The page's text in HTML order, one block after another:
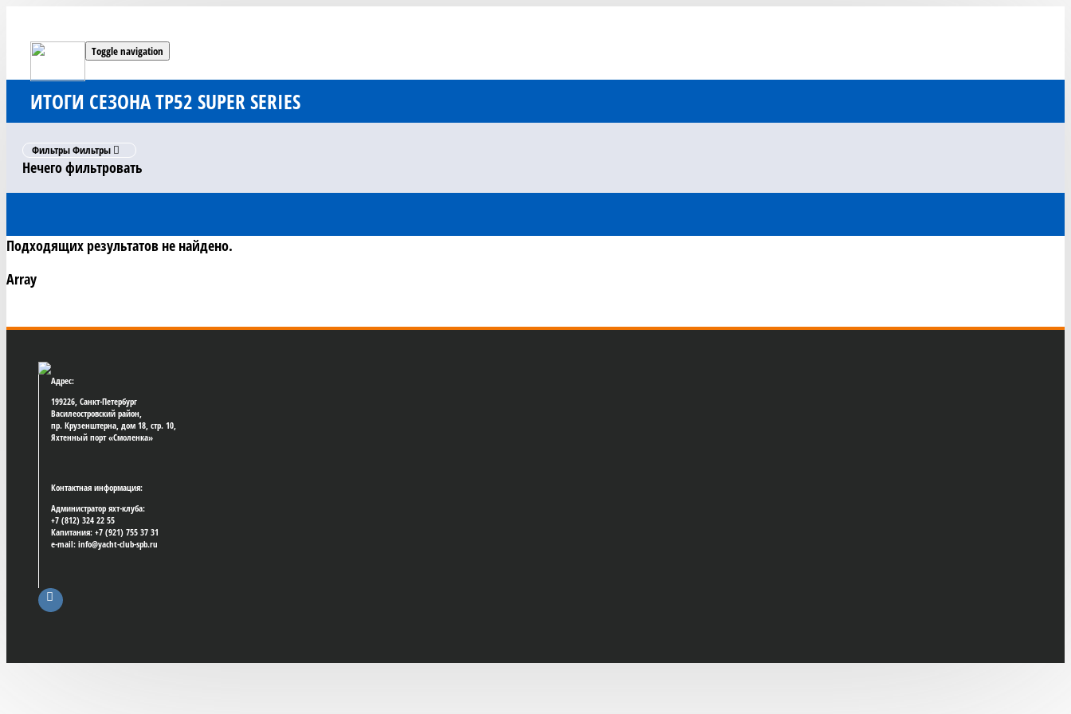
Toggle navigation
ИТОГИ СЕЗОНА TP52 SUPER SERIES
ФильтрыФильтры
Нечего фильтровать
Подходящих результатов не найдено.
Array
Адрес:
199226, Санкт-Петербург
Василеостровский район,
пр. Крузенштерна, дом 18, стр. 10,
Яхтенный порт «Смоленка»
Контактная информация:
Администратор яхт-клуба:
+7 (812) 324 22 55
Капитания: +7 (921) 755 37 31
e-mail: info@yacht-club-spb.ru